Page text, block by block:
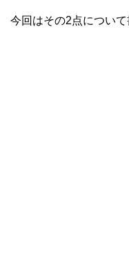
今回はその2点について